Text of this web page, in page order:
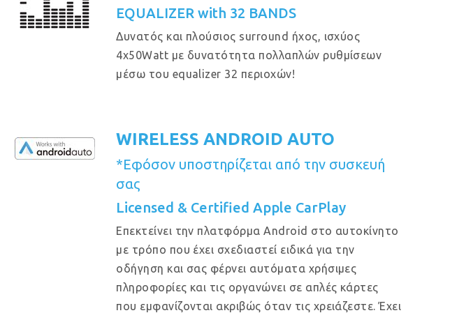
EQUALIZER with 32 BANDS
Δυνατός και πλούσιος surround ήχος, ισχύος
4x50Watt με δυνατότητα πολλαπλών ρυθμίσεων
μέσω του equalizer 32 περιοχών!
WIRELESS ANDROID AUTO
*Εφόσον υποστηρίζεται από την συσκευή
σας
Licensed & Certified Apple CarPlay
Επεκτείνει την πλατφόρμα Android στο αυτοκίνητο
με τρόπο που έχει σχεδιαστεί ειδικά για την
οδήγηση και σας φέρνει αυτόματα χρήσιμες
πληροφορίες και τις οργανώνει σε απλές κάρτες
που εμφανίζονται ακριβώς όταν τις χρειάζεστε. Έχει